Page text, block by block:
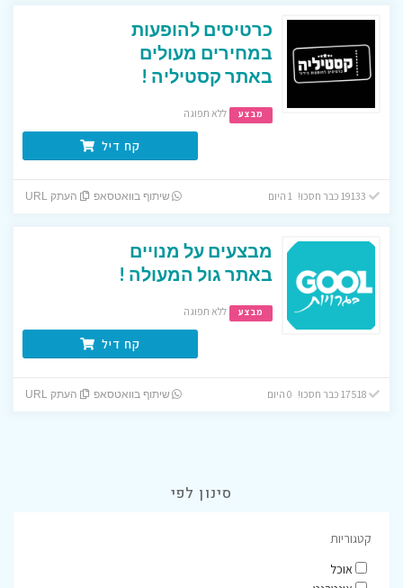
כרטיסים להופעות
במחירים מעולים
באתר קסטיליה !
מבצע ללא תפוגה
קח דיל
שיתוף בוואטסאפ העתק URL
מבצעים על מנויים
באתר גול המעולה !
מבצע ללא תפוגה
קח דיל
17518 כבר חסכו! 0 היום שיתוף בוואטסאפ העתק URL
סינון לפי
קטגוריות
אוכל